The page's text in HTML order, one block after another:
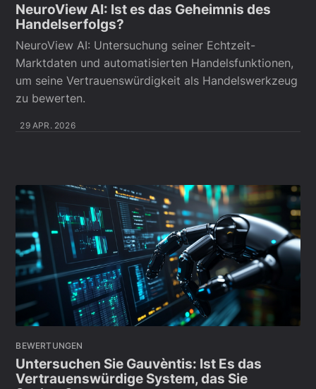
NeuroView AI: Ist es das Geheimnis des
Handelserfolgs?
NeuroView AI: Untersuchung seiner Echtzeit-
Marktdaten und automatisierten Handelsfunktionen,
um seine Vertrauenswürdigkeit als Handelswerkzeug
zu bewerten.
29 APR. 2026
BEWERTUNGEN
Untersuchen Sie Gauvèntis: Ist Es das
Vertrauenswürdige System, das Sie